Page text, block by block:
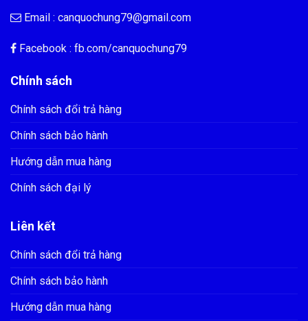
Email : canquochung79@gmail.com
Facebook : fb.com/canquochung79
Chính sách
Chính sách đổi trả hàng
Chính sách bảo hành
Hướng dẫn mua hàng
Chính sách đại lý
Liên kết
Chính sách đổi trả hàng
Chính sách bảo hành
Hướng dẫn mua hàng